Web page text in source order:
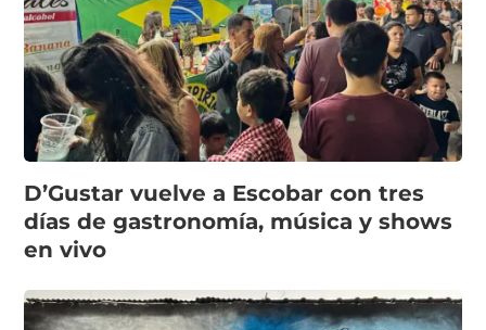
D’Gustar vuelve a Escobar con tres
días de gastronomía, música y shows
en vivo